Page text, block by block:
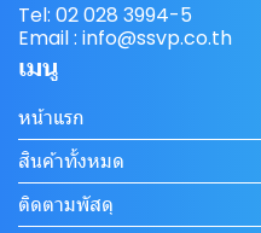
Tel: 02 028 3994-5
Email : info@ssvp.co.th
เมนู
หน้าแรก
สินค้าทั้งหมด
ติดตามพัสดุ